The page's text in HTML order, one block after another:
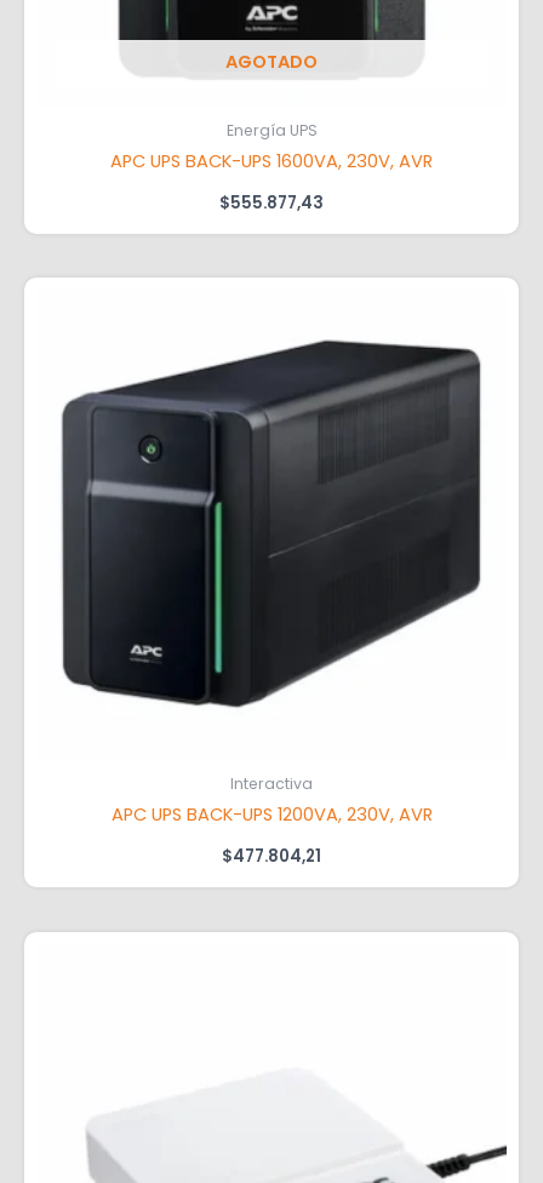
AGOTADO
Energía UPS
APC UPS BACK-UPS 1600VA, 230V, AVR
$555.877,43
Interactiva
APC UPS BACK-UPS 1200VA, 230V, AVR
$477.804,21